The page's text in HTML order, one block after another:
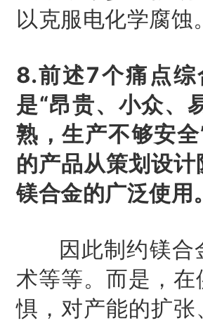
以克服电化学腐蚀。
8.前述7个痛点综
是“昂贵、小众、
熟，生产不够安
的产品从策划设
镁合金的广泛使用。
因此制约镁合
术等等。而是，
惧，对产能的扩